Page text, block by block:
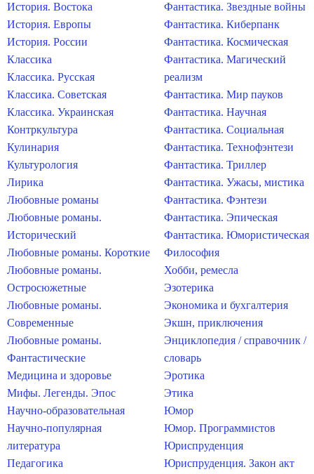
История. Востока
История. Европы
История. России
Классика
Классика. Русская
Классика. Советская
Классика. Украинская
Контркультура
Кулинария
Культурология
Лирика
Любовные романы
Любовные романы.
Исторический
Любовные романы. Короткие
Любовные романы.
Остросюжетные
Любовные романы.
Современные
Любовные романы.
Фантастические
Медицина и здоровье
Мифы. Легенды. Эпос
Научно-образовательная
Научно-популярная
литература
Педагогика
Фантастика. Звездные войны
Фантастика. Киберпанк
Фантастика. Космическая
Фантастика. Магический
реализм
Фантастика. Мир пауков
Фантастика. Научная
Фантастика. Социальная
Фантастика. Технофэнтези
Фантастика. Триллер
Фантастика. Ужасы, мистика
Фантастика. Фэнтези
Фантастика. Эпическая
Фантастика. Юмористическая
Философия
Хобби, ремесла
Эзотерика
Экономика и бухгалтерия
Экшн, приключения
Энциклопедия / справочник /
словарь
Эротика
Этика
Юмор
Юмор. Программистов
Юриспруденция
Юриспруденция. Закон акт